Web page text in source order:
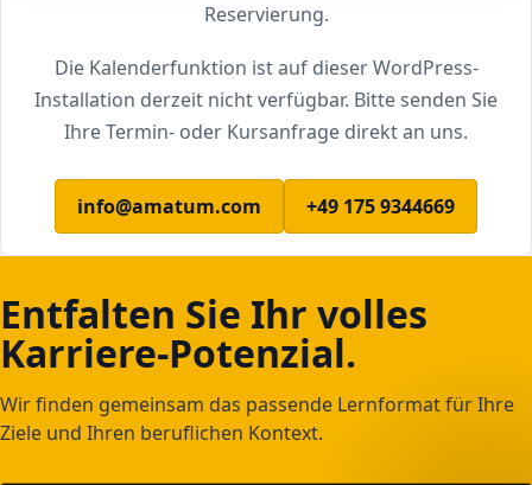
Reservierung.
Die Kalenderfunktion ist auf dieser WordPress-
Installation derzeit nicht verfügbar. Bitte senden Sie
Ihre Termin- oder Kursanfrage direkt an uns.
info@amatum.com +49 175 9344669
Entfalten Sie Ihr volles
Karriere-Potenzial.
Wir finden gemeinsam das passende Lernformat für Ihre
Ziele und Ihren beruflichen Kontext.